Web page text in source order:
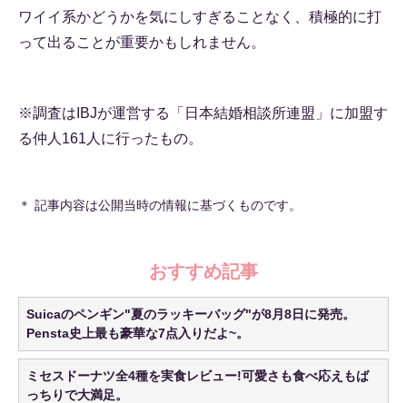
ワイイ系かどうかを気にしすぎることなく、積極的に打
って出ることが重要かもしれません。
※調査はIBJが運営する「日本結婚相談所連盟」に加盟す
る仲人161人に行ったもの。
＊ 記事内容は公開当時の情報に基づくものです。
おすすめ記事
Suicaのペンギン"夏のラッキーバッグ"が8月8日に発売。
Pensta史上最も豪華な7点入りだよ~。
ミセスドーナツ全4種を実食レビュー!可愛さも食べ応えもば
っちりで大満足。